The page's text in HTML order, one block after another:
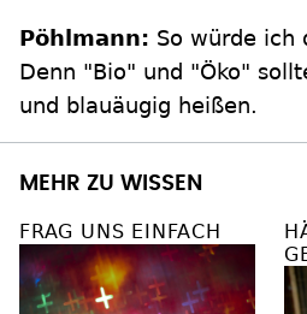
Pöhlmann: So würde ich
Denn "Bio" und "Öko"
und blauäugig heißen.
MEHR ZU WISSEN
FRAG UNS EINFACH